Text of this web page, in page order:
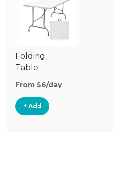
Folding
Table
From $6/day
+ Add